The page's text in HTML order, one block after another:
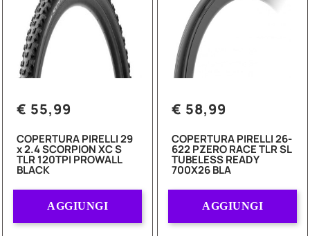
€ 55,99
COPERTURA PIRELLI 29
x 2.4 SCORPION XC S
TLR 120TPI PROWALL
BLACK
AGGIUNGI
€ 58,99
COPERTURA PIRELLI 26-
622 PZERO RACE TLR SL
TUBELESS READY
700X26 BLA
AGGIUNGI